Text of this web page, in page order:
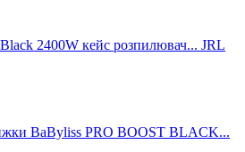
2400W кейс розпилювач... JRL
BaByliss PRO BOOST BLACK...